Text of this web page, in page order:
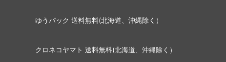
ゆうパック 送料無料(北海道、沖縄除く）
クロネコヤマト 送料無料(北海道、沖縄除く）